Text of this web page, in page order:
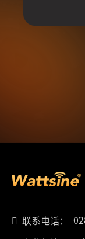
联系电话：